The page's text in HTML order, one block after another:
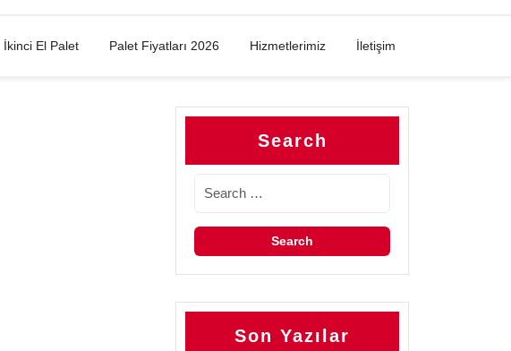
İkinci El Palet Palet Fiyatları 2026 Hizmetlerimiz İletişim
Search
Son Yazılar